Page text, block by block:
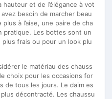
et de l’élégance à vot
besoin de marcher beau
à l’aise, une paire de cha
pratique. Les bottes sont un
frais ou pour un look plu
le matériau des chauss
choix pour les occasions for
de tous les jours. Le daim es
décontracté. Les chaussu